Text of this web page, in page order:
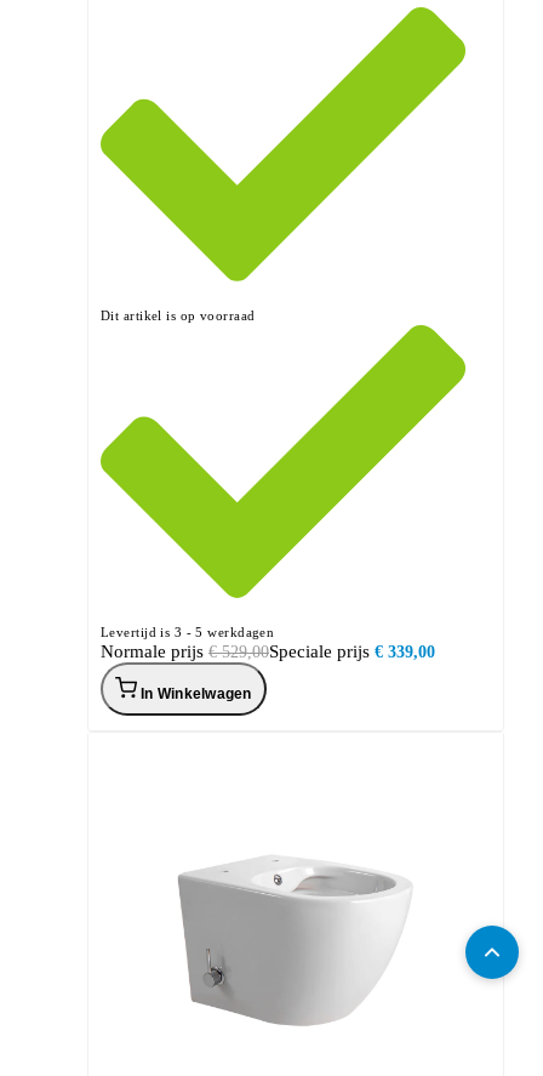
Dit artikel is op voorraad
Levertijd is 3 - 5 werkdagen
Speciale prijs € 339,00
Normale prijs € 529,00
In Winkelwagen